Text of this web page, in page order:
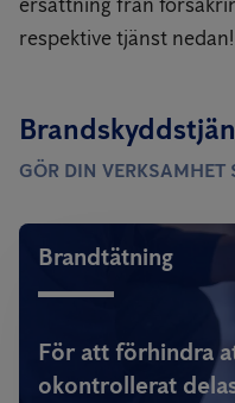
respektive tjänst nedan!
GÖR DIN VERKSAMHET
Brandtätning
För att förhindra
okontrollerat